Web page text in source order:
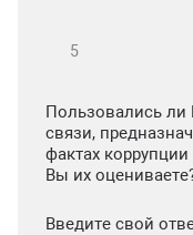
Пользовались
связи,
фактах
Вы их
Введите свой